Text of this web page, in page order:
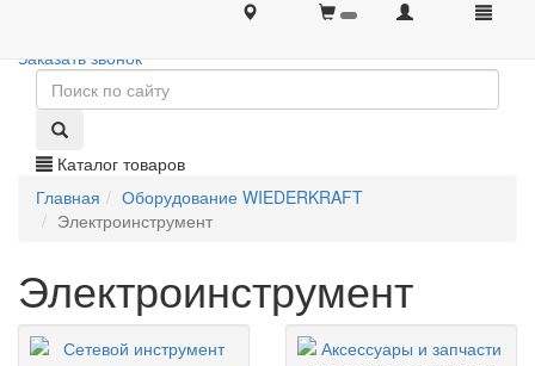
+7 (495) 646-08-66 +7 (495) 646-08-66
Заказать звонок
Каталог товаров
Главная
Оборудование WIEDERKRAFT
Электроинструмент
Электроинструмент